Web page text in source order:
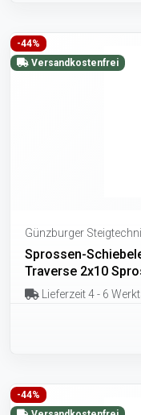
-44%
Versandkostenfrei
Günzburger
Sprossen-
Traverse 2x10
Lieferzeit 4 - 6
-44%